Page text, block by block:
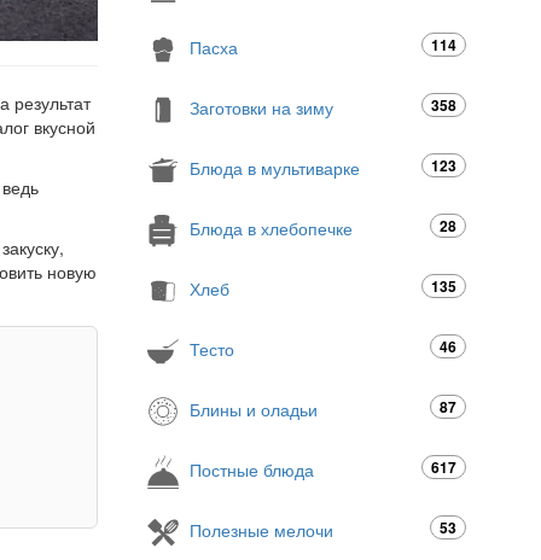
результат
вкусной
новую
Пасха 114
Заготовки на зиму 358
Блюда в мультиварке 123
Блюда в хлебопечке 28
Хлеб 135
Тесто 46
Блины и оладьи 87
Постные блюда 617
Полезные мелочи 53